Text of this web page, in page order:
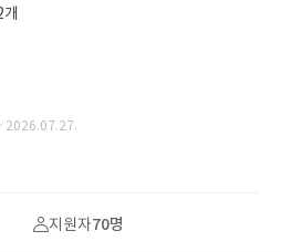
2026.07.27.
지원자70명